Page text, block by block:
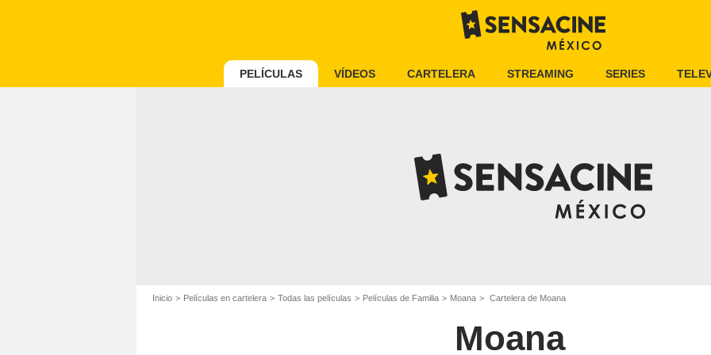
PELÍCULAS VÍDEOS CARTELERA STREAMING SERIES
Inicio Películas en cartelera Todas las películas Películas de Familia Moana Cartelera de Moana
Moana